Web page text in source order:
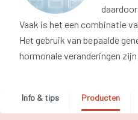
Vaak is het een combinatie
Het gebruik van bepaalde
hormonale veranderingen
Info & tips Producten